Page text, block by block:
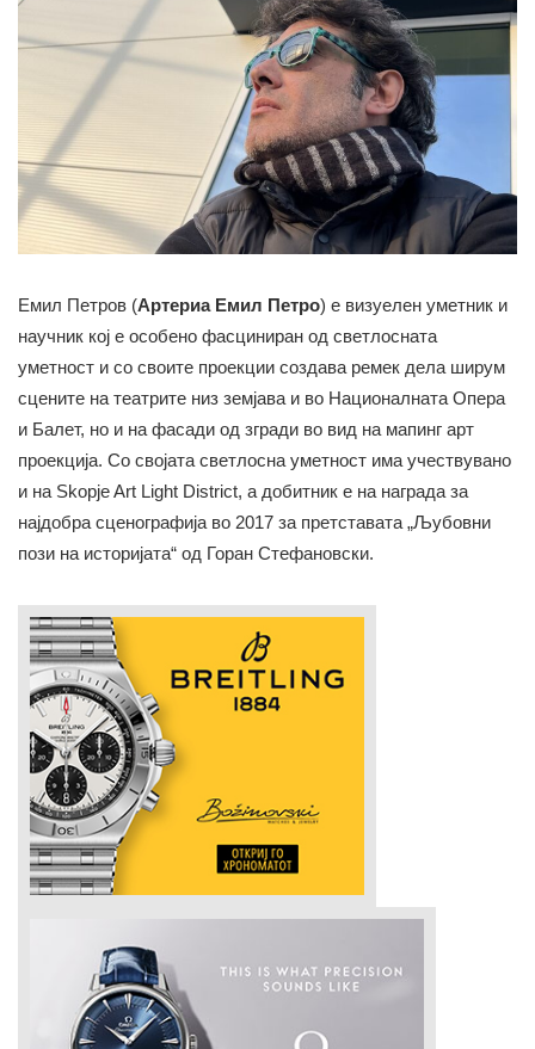
Емил Петров (Артериа Емил Петро) е визуелен уметник и
научник кој e особено фасциниран од светлосната
уметност и со своите проекции создава ремек дела ширум
сцените на театрите низ земјава и во Националната Опера
и Балет, но и на фасади од згради во вид на мапинг арт
проекција. Со својата светлосна уметност има учествувано
и на Skopje Art Light District, а добитник е на награда за
најдобра сценографија во 2017 за претставата „Љубовни
пози на историјата“ од Горан Стефановски.